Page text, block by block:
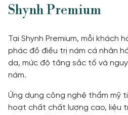
Shynh Premium
Tại Shynh Premium, mỗi khách
phác đồ điều trị nám cá nhân
da, mức độ tăng sắc tố và
nám.
Ứng dụng công nghệ thẩm mỹ
hoạt chất chất lượng cao, liệu